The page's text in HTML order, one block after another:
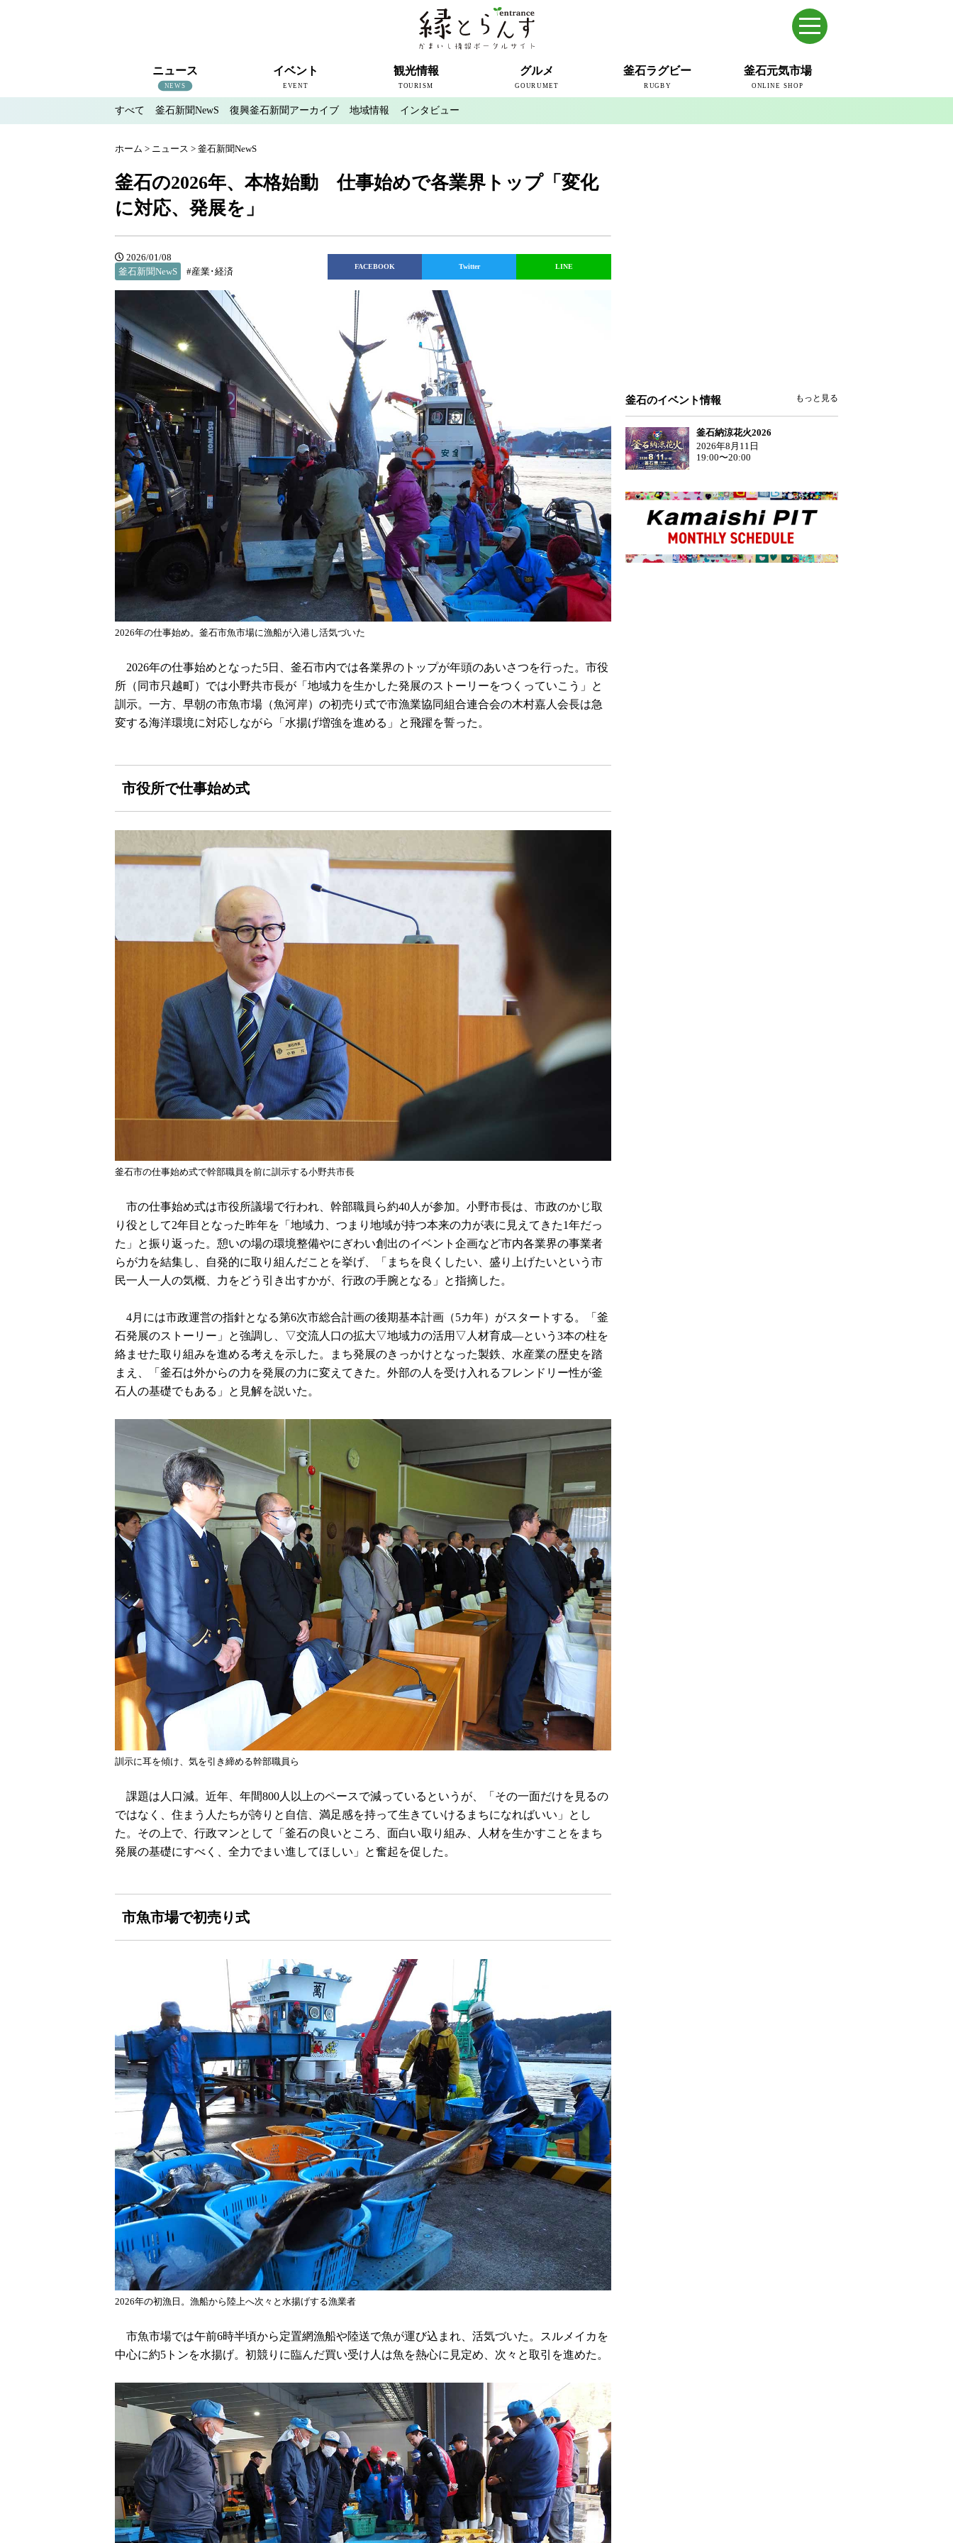
ニュース
NEWS
すべて
釜石新聞NewS
復興釜石新聞アーカイブ
地域情報
インタビュー
イベント
EVENT
釜石のイベント情報
観光情報
TOURISM
近代製鉄発祥の地
観光スポット
宿泊情報
釜石情報交流センター
魚河岸テラス
うのすまい・トモス
根浜シーサイド
SL銀河
三陸鉄道
グルメ
GOURUMET
釜石ラグビー
RUGBY
釜石元気市場
ONLINE SHOP
すべて 釜石新聞NewS 復興釜石新聞アーカイブ 地域情報 インタビュー
ホーム > ニュース > 釜石新聞NewS
釜石の2026年、本格始動 仕事始めで各業界トップ「変化
に対応、発展を」
2026/01/08
釜石新聞NewS
#産業･経済 FACEBOOK Twitter LINE
2026年の仕事始め。釜石市魚市場に漁船が入港し活気づいた
2026年の仕事始めとなった5日、釜石市内では各業界のトップが年頭のあいさつを行った。市役
所（同市只越町）では小野共市長が「地域力を生かした発展のストーリーをつくっていこう」と
訓示。一方、早朝の市魚市場（魚河岸）の初売り式で市漁業協同組合連合会の木村嘉人会長は急
変する海洋環境に対応しながら「水揚げ増強を進める」と飛躍を誓った。
市役所で仕事始め式
釜石市の仕事始め式で幹部職員を前に訓示する小野共市長
市の仕事始め式は市役所議場で行われ、幹部職員ら約40人が参加。小野市長は、市政のかじ取
り役として2年目となった昨年を「地域力、つまり地域が持つ本来の力が表に見えてきた1年だっ
た」と振り返った。憩いの場の環境整備やにぎわい創出のイベント企画など市内各業界の事業者
らが力を結集し、自発的に取り組んだことを挙げ、「まちを良くしたい、盛り上げたいという市
民一人一人の気概、力をどう引き出すかが、行政の手腕となる」と指摘した。
4月には市政運営の指針となる第6次市総合計画の後期基本計画（5カ年）がスタートする。「釜
石発展のストーリー」と強調し、▽交流人口の拡大▽地域力の活用▽人材育成―という3本の柱を
絡ませた取り組みを進める考えを示した。まち発展のきっかけとなった製鉄、水産業の歴史を踏
まえ、「釜石は外からの力を発展の力に変えてきた。外部の人を受け入れるフレンドリー性が釜
石人の基礎でもある」と見解を説いた。
訓示に耳を傾け、気を引き締める幹部職員ら
課題は人口減。近年、年間800人以上のペースで減っているというが、「その一面だけを見るの
ではなく、住まう人たちが誇りと自信、満足感を持って生きていけるまちになればいい」とし
た。その上で、行政マンとして「釜石の良いところ、面白い取り組み、人材を生かすことをまち
発展の基礎にすべく、全力でまい進してほしい」と奮起を促した。
市魚市場で初売り式
2026年の初漁日。漁船から陸上へ次々と水揚げする漁業者
市魚市場では午前6時半頃から定置網漁船や陸送で魚が運び込まれ、活気づいた。スルメイカを
中心に約5トンを水揚げ。初競りに臨んだ買い受け人は魚を熱心に見定め、次々と取引を進めた。
釜石のイベント情報 もっと見る
釜石納涼花火2026
2026年8月11日
19:00〜20:00